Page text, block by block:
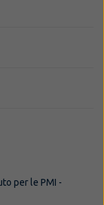
per le PMI -